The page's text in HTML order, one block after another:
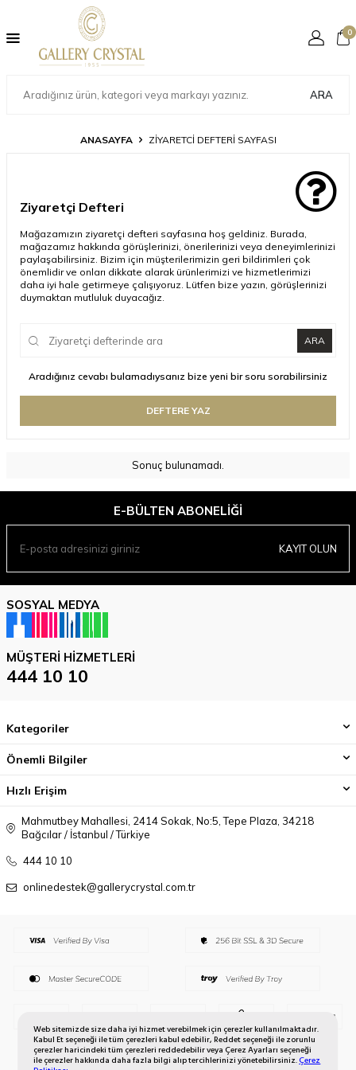
Web sitemizde size daha iyi hizmet verebilmek için çerezler kullanılmaktadır.
Kabul Et seçeneği ile tüm çerezleri kabul edebilir, Reddet seçeneği ile zorunlu
çerezler haricindeki tüm çerezleri reddedebilir veya Çerez Ayarları seçeneği
ile çerezler hakkında daha fazla bilgi alıp tercihlerinizi yönetebilirsiniz.Çerez
ARA
0
ANASAYFA ZIYARETCI DEFTERI SAYFASI
Ziyaretçi Defteri
Mağazamızın ziyaretçi defteri sayfasına hoş geldiniz. Burada,
mağazamız hakkında görüşlerinizi, önerilerinizi veya deneyimlerinizi
paylaşabilirsiniz. Bizim için müşterilerimizin geri bildirimleri çok
önemlidir ve onları dikkate alarak ürünlerimizi ve hizmetlerimizi
daha iyi hale getirmeye çalışıyoruz. Lütfen bize yazın, görüşlerinizi
duymaktan mutluluk duyacağız.
ARA
Aradığınız cevabı bulamadıysanız bize yeni bir soru sorabilirsiniz
DEFTERE YAZ
Sonuç bulunamadı.
E-BÜLTEN ABONELIĞI
KAYIT OLUN
SOSYAL MEDYA
MÜŞTERI HIZMETLERI
444 10 10
Kategoriler
Önemli Bilgiler
Hızlı Erişim
Mahmutbey Mahallesi, 2414 Sokak, No:5, Tepe Plaza, 34218
Bağcılar / İstanbul / Türkiye
444 10 10
onlinedestek@gallerycrystal.com.tr